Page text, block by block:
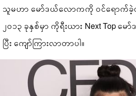
သူမဟာ မော်ဒယ်လောကကို ဝင်ရောက်ခဲ့တ
၂၀၁၃ ခုနှစ်မှာ ကိုရီးယား Next Top မေ
ပြီး ကျော်ကြားလာတာပါ။